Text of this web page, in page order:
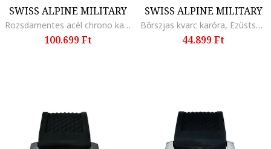
SWISS ALPINE MILITARY
Rozsdamentes acél chrono karóra, Ezüstszín
100.699 Ft
SWISS ALPINE MILITARY
Bőrszjas kvarc karóra, Ezüstszín/Királykék
44.899 Ft